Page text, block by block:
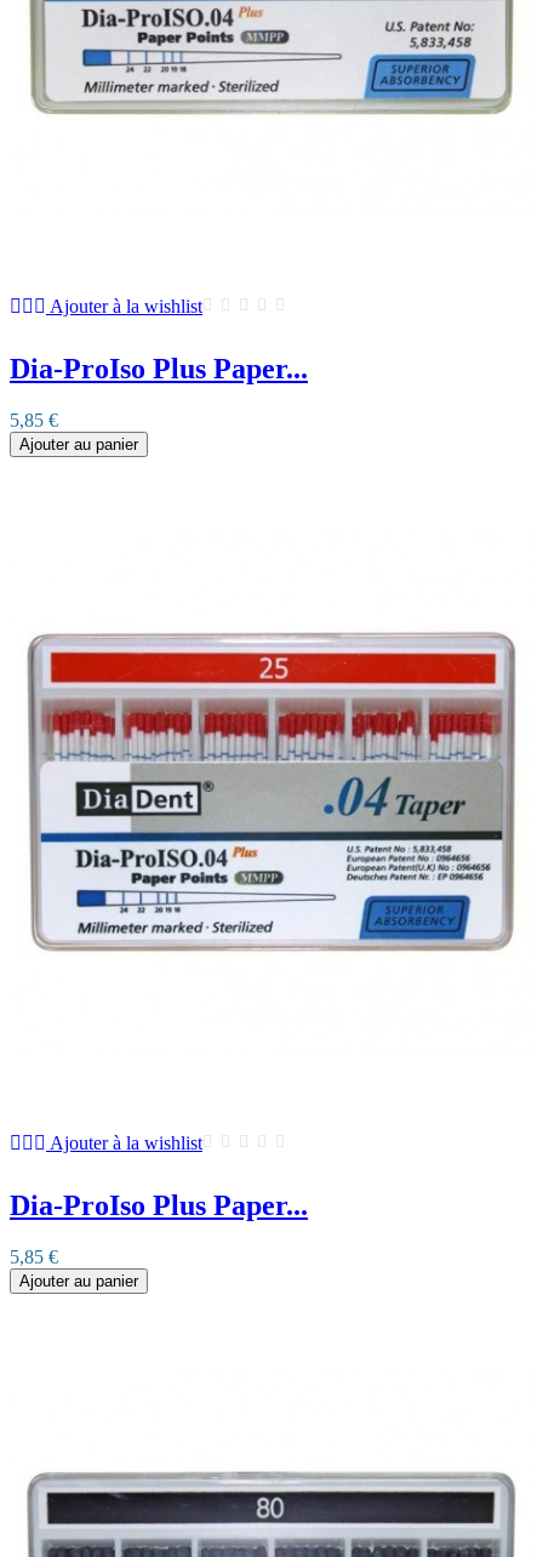
Ajouter à la wishlist
Dia-ProIso Plus Paper...
5,85 €
Ajouter au panier
Ajouter à la wishlist
Dia-ProIso Plus Paper...
5,85 €
Ajouter au panier